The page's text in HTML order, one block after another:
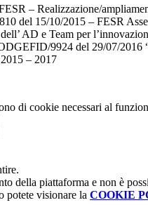
– Realizzazione/
del 15/10/2015 – FESR
AD e Team per
9924 del 29/07/2016
2015 – 2017
di cookie necessari al
della piattaforma e non è
potete visionare la COOKIE